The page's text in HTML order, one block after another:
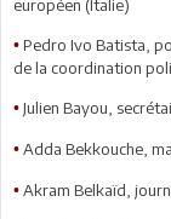
européen (Italie)
• Pedro Ivo Batista,
de la coordination
• Julien Bayou,
• Adda Bekkouche,
• Akram Belkaïd,